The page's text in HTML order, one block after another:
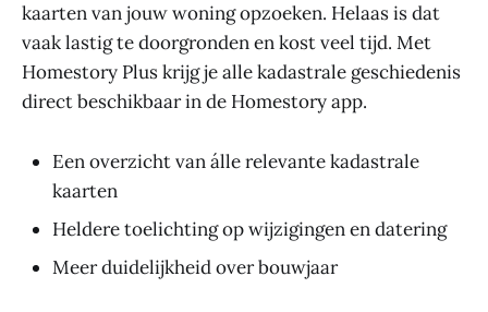
kaarten van jouw woning opzoeken. Helaas is dat
vaak lastig te doorgronden en kost veel tijd. Met
Homestory Plus krijg je alle kadastrale geschiedenis
direct beschikbaar in de Homestory app.
Een overzicht van álle relevante kadastrale
kaarten
Heldere toelichting op wijzigingen en datering
Meer duidelijkheid over bouwjaar